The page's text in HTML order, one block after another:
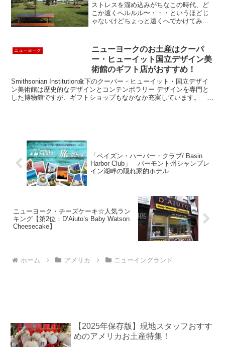
ストレスを溜め込みがちなこの時代、ど
こか遠くへルルル〜・・・というほどじ
ゃないけどちょっと遠くへでかけてみた
っていたところへ「旬の果物狩りとワイ
ナリーを訪ねて」というツ...
ニューヨーク
ニューヨークのお土産はクーパ
ー・ヒューイット国立デザイン美
術館のギフト店がおすすめ！
Smithsonian Institution傘下のクーパー・ヒューイット・国立デザイ
ン美術館は歴史的なデザインとコンテンポラリー デザインを専門と
した博物館ですが、ギフトショップもなかなか充実しています。 近
「ベイズン・ハーバー・クラブ/ Basin
Harbor Club」 バーモント州シャンプレ
イン湖畔の隠れ家的ホテル
ニューヨーク・チーズケーキ☆人気ラン
キング【第2位：D’Aiuto’s Baby Watson
Cheesecake】
ホーム アメリカ ニューイングランド
【2025年保存版】現地スタッフおすす
めのアメリカお土産特集！